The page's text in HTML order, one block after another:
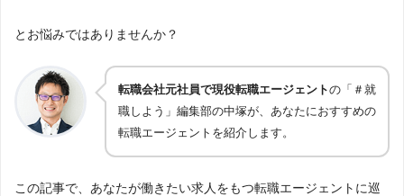
とお悩みではありませんか？
転職会社元社員で現役転職エージェントの「＃就
職しよう」編集部の中塚が、あなたにおすすめの
転職エージェントを紹介します。
この記事で、あなたが働きたい求人をもつ転職エージェントに巡